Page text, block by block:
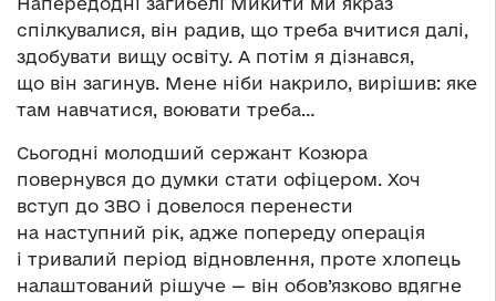
спілкувалися, він радив, що треба вчитися далі,
здобувати вищу освіту. А потім я дізнався,
що він загинув. Мене ніби накрило, вирішив: яке
там навчатися, воювати треба…
Сьогодні молодший сержант Козюра
повернувся до думки стати офіцером. Хоч
вступ до ЗВО і довелося перенести
на наступний рік, адже попереду операція
і тривалий період відновлення, проте хлопець
налаштований рішуче — він обов’язково вдягне